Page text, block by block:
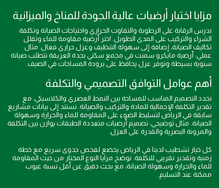
مزايا اختيار أرضيات عالية الجودة للمناخ والميزانية
ندرس الرقابة على الرطوبة والتفاوت الحراري واحتياجات الصيانة وتكلفة
الشراء والتركيب على المدى الطويل. اختر أرضية مقاومة للماء وتقلل
تكاليف الصيانة، إضافة إلى سهولة التنظيف وعزل حراري فعال. مثال
عملي: أرضية مايكرو سمنت في مجمع سكني بجدة العريقة تتطلب صيانة
سنوية بسيطة وتوفر عزل يحافظ على برودة المساحات في الصيف.
أهم عوامل التوافق التصميمي والتكلفة
نحدد التصميم المناسب للمساحة بين النمط العصري والكلاسيكي، مع
تقدير التكلفة الإجمالية للمادة والتركيب والصيانة. نستند إلى بيانات مشاريع
سابقة في الرياض لتسليط الضوء على المقاومة للماء والحرارة وسهولة
الصيانة. مثال توضيحي: تصميم أرضيات متعددة الطبقات يوازن بين التكلفة
والمرونة البصرية والقدرة على العزل.
كل خيار تشطيب لدينا في الرياض يخضع لفحص جدوى سريع مع خطة
زمنية وتقدير تقريبي للتكلفة. نوضح مزايا النوع المختار من حيث المقاومة
للماء والحرارة وسهولة الصيانة، مع بحث دقيق عن أقل نسبة عيوب
ممكنة عند التسليم.